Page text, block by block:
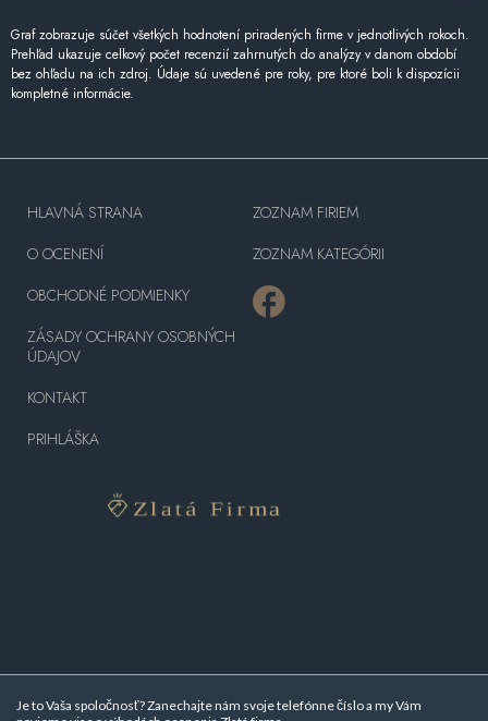
Graf zobrazuje súčet všetkých hodnotení priradených firme v jednotlivých rokoch.
Prehľad ukazuje celkový počet recenzií zahrnutých do analýzy v danom období
bez ohľadu na ich zdroj. Údaje sú uvedené pre roky, pre ktoré boli k dispozícii
kompletné informácie.
Je to Vaša spoločnosť? Zanechajte nám svoje telefónne číslo a my Vám
HLAVNÁ STRANA
O OCENENÍ
OBCHODNÉ PODMIENKY
ZÁSADY OCHRANY OSOBNÝCH
ÚDAJOV
KONTAKT
PRIHLÁŠKA
ZOZNAM FIRIEM
ZOZNAM KATEGÓRII